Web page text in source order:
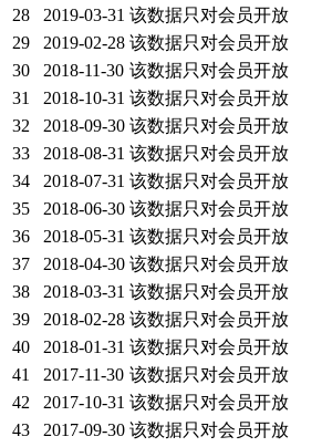
28
2019-03-31 该数据只对会员开放
29
2019-02-28 该数据只对会员开放
30
2018-11-30 该数据只对会员开放
31
2018-10-31 该数据只对会员开放
32
2018-09-30 该数据只对会员开放
33
2018-08-31 该数据只对会员开放
34
2018-07-31 该数据只对会员开放
35
2018-06-30 该数据只对会员开放
36
2018-05-31 该数据只对会员开放
37
2018-04-30 该数据只对会员开放
38
2018-03-31 该数据只对会员开放
39
2018-02-28 该数据只对会员开放
40
2018-01-31 该数据只对会员开放
41
2017-11-30 该数据只对会员开放
42
2017-10-31 该数据只对会员开放
43
2017-09-30 该数据只对会员开放